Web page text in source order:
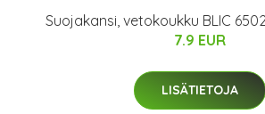
Suojakansi, vetokoukku BLIC
7.9 EUR
LISÄTIETOJA